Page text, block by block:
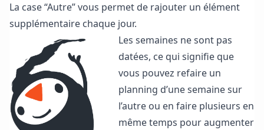
La case “Autre” vous permet de rajouter un élément
supplémentaire chaque jour.
Les semaines ne sont pas
datées, ce qui signifie que
vous pouvez refaire un
planning d’une semaine sur
l’autre ou en faire plusieurs en
même temps pour augmenter